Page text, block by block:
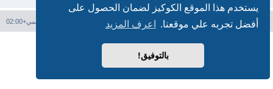
يستخدم هذا الموقع الكوكيز لضمان الحصول على
أفضل تجربه علي موقعنا.
اعرف المزيد
بالتوفيق!
فهرس المنتدى جميع الأوقات تستخدم التوقيت العالمي+02:00 حذف الكوكيز
بدعم منphpBB
® Forum Software © phpBB Limited
الترجمة برعاية